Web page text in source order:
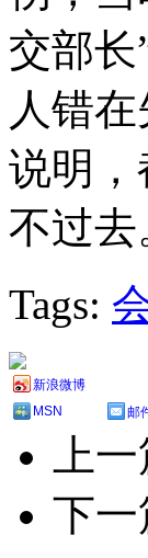
交部
人错
说明，
不过去
Tags:
新浪微博
MSN
邮
上
下一